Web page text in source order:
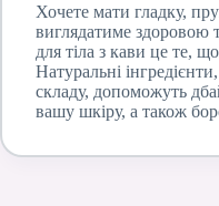
Хочете мати гладку,
виглядатиме здоровою
для тіла з кави це те,
Натуральні
складу, допоможуть
вашу шкіру, а також